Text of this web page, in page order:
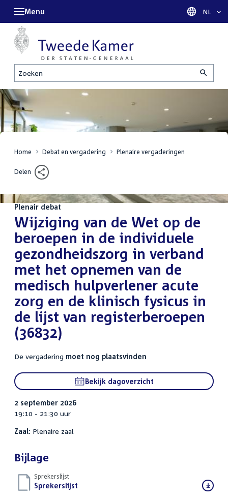
Zoeken
Menu Taal
NL
Home Debat en vergadering Plenaire vergaderingen
Delen
Plenair debat
:Wijziging van de Wet op de
beroepen in de individuele
gezondheidszorg in verband
met het opnemen van de
medisch hulpverlener acute
zorg en de klinisch fysicus in
de lijst van registerberoepen
(36832)
De vergadering moet nog plaatsvinden
Bekijk dagoverzicht
2 september 2026
19:10 - 21:30 uur
Zaal: Plenaire zaal
Bijlage
Sprekerslijst
Download
Sprekerslijst